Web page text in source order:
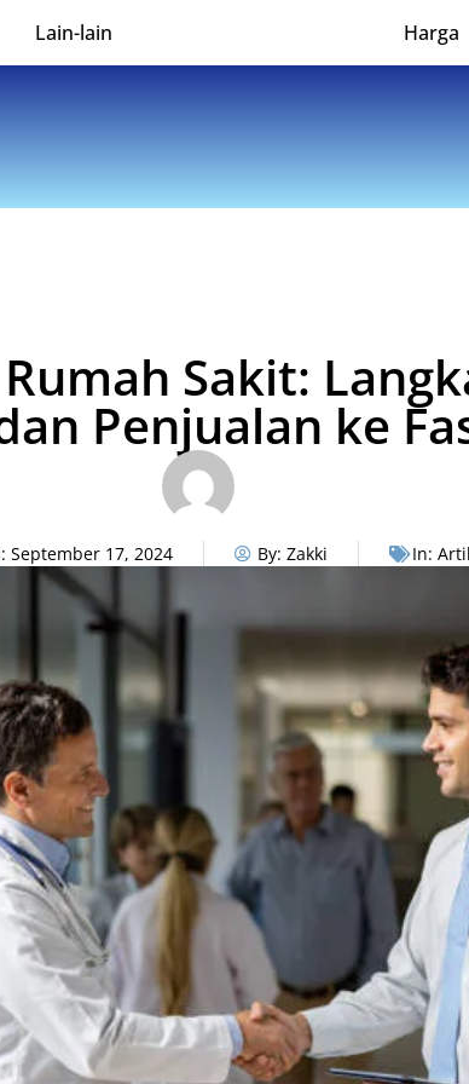
Lain-lain Harga
Sakit:
Penjualan ke
September 17, 2024 By: Zakki In: